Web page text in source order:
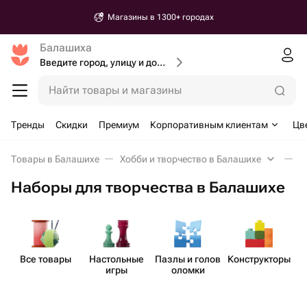
Магазины в 1300+ городах
Балашиха
Введите город, улицу и дом доставки
Найти товары и магазины
Тренды Скидки Премиум Корпоративным клиентам
Товары в Балашихе Хобби и творчество в Балашихе
Наборы для творчества в Балашихе
Все товары
Наст​ольные
игры
Пазлы и голов​
оломки
Констр​укторы